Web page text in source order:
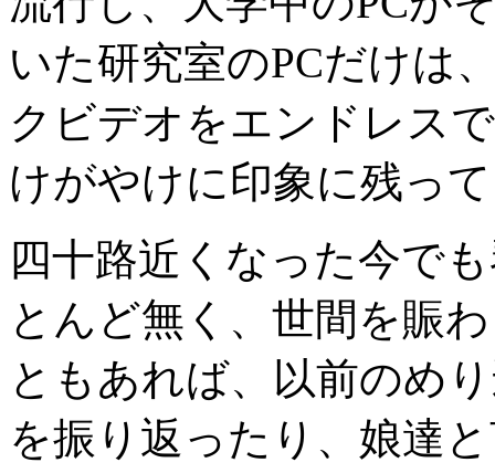
いた研究室のPCだけは
クビデオをエンドレス
けがやけに印象に残っ
四十路近くなった今で
とんど無く、世間を賑
ともあれば、以前のめ
を振り返ったり、娘達